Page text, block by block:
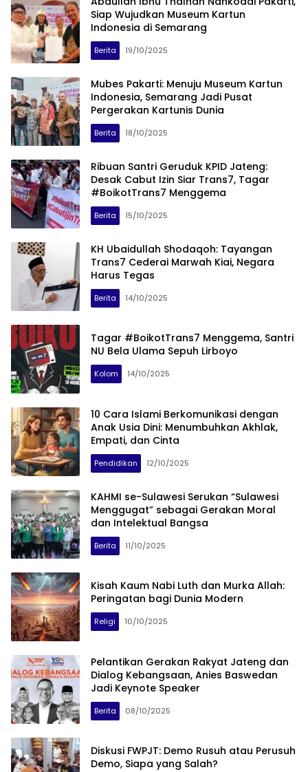
Siap Wujudkan Museum Kartun
Indonesia di Semarang
Berita 19/10/2025
Mubes Pakarti: Menuju Museum Kartun
Indonesia, Semarang Jadi Pusat
Pergerakan Kartunis Dunia
Berita 18/10/2025
Ribuan Santri Geruduk KPID Jateng:
Desak Cabut Izin Siar Trans7, Tagar
#BoikotTrans7 Menggema
Berita 15/10/2025
KH Ubaidullah Shodaqoh: Tayangan
Trans7 Cederai Marwah Kiai, Negara
Harus Tegas
Berita 14/10/2025
Tagar #BoikotTrans7 Menggema, Santri
NU Bela Ulama Sepuh Lirboyo
Kolom 14/10/2025
10 Cara Islami Berkomunikasi dengan
Anak Usia Dini: Menumbuhkan Akhlak,
Empati, dan Cinta
Pendidikan 12/10/2025
KAHMI se-Sulawesi Serukan “Sulawesi
Menggugat” sebagai Gerakan Moral
dan Intelektual Bangsa
Berita 11/10/2025
Kisah Kaum Nabi Luth dan Murka Allah:
Peringatan bagi Dunia Modern
Religi 10/10/2025
Pelantikan Gerakan Rakyat Jateng dan
Dialog Kebangsaan, Anies Baswedan
Jadi Keynote Speaker
Berita 08/10/2025
Diskusi FWPJT: Demo Rusuh atau Perusuh
Demo, Siapa yang Salah?